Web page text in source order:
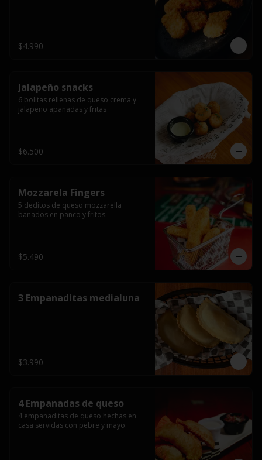
$4.990
Jalapeño snacks
6 bolitas rellenas de queso crema y
jalapeño apanadas y fritas
$6.500
Mozzarela Fingers
5 deditos de queso mozzarella
bañados en panco y fritos.
$5.490
3 Empanaditas medialuna
$3.990
4 Empanadas de queso
4 empanaditas de queso hechas en
casa servidas con pebre y mayo.